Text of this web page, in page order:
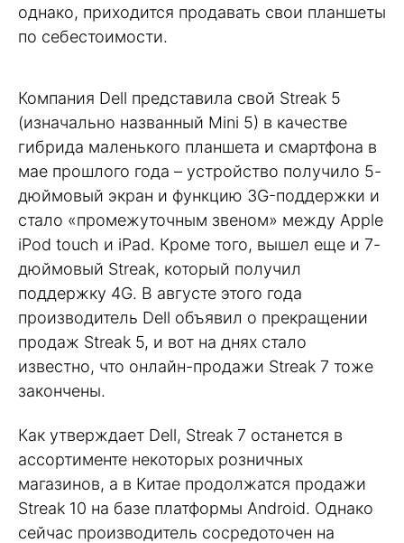
однако, приходится продавать свои планшеты
по себестоимости.
Компания Dell представила свой Streak 5
(изначально названный Mini 5) в качестве
гибрида маленького планшета и смартфона в
мае прошлого года – устройство получило 5-
дюймовый экран и функцию 3G-поддержки и
стало «промежуточным звеном» между Apple
iPod touch и iPad. Кроме того, вышел еще и 7-
дюймовый Streak, который получил
поддержку 4G. В августе этого года
производитель Dell объявил о прекращении
продаж Streak 5, и вот на днях стало
известно, что онлайн-продажи Streak 7 тоже
закончены.
Как утверждает Dell, Streak 7 останется в
ассортименте некоторых розничных
магазинов, а в Китае продолжатся продажи
Streak 10 на базе платформы Android. Однако
сейчас производитель сосредоточен на